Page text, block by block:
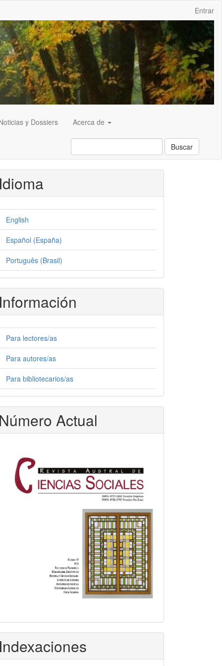
Entrar
y Dossiers Acerca de
Buscar
English
Español (España)
Português (Brasil)
Para lectores/as
Para autores/as
Para bibliotecarios/as
Actual